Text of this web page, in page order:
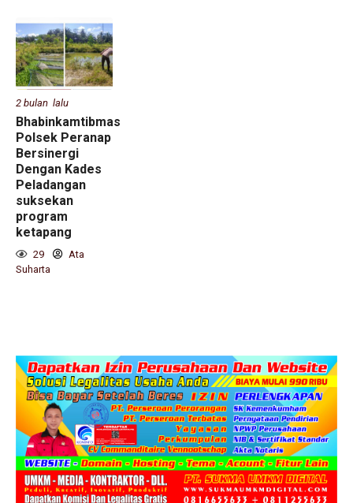
2 bulan lalu
Bhabinkamtibmas
Polsek Peranap
Bersinergi
Dengan Kades
Peladangan
suksekan
program
ketapang
29
Ata
Suharta